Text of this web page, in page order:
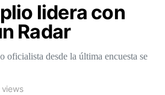
lidera con
Radar
oficialista desde la última encuesta se
views